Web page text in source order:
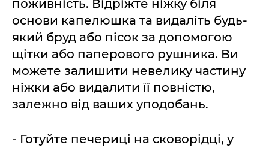
поживність. Відріжте ніжку біля
основи капелюшка та видаліть будь-
який бруд або пісок за допомогою
щітки або паперового рушника. Ви
можете залишити невелику частину
ніжки або видалити її повністю,
залежно від ваших уподобань.
- Готуйте печериці на сковорідці, у